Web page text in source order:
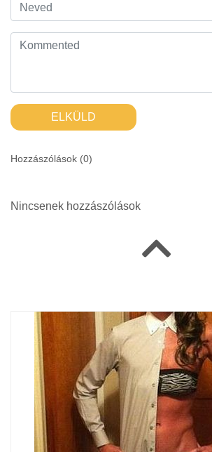
ELKÜLD
Hozzászólások (0)
Nincsenek hozzászólások